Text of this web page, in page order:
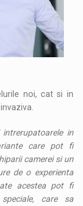
noi, cat si in
in
care pot fi
camerei si un
de o experienta
acestea pot fi
care sa